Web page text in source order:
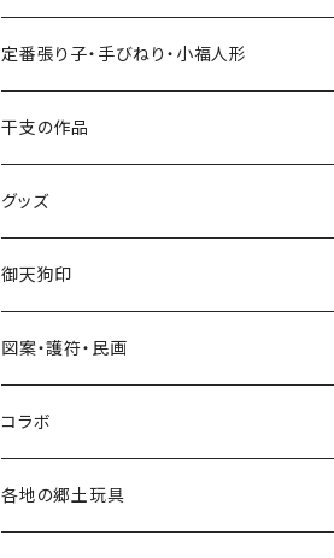
張り子
手びねり人形
グッズ
定番張り子・手びねり・小福人形
張り子
手びねり人形・小福人形
干支の作品
張り子
手びねり人形
グッズ
コラボ
グッズ
キーホルダー
シール
遠州綿紬ハンカチ
注染そめ手ぬぐい
御天狗印
図案・護符・民画
コラボ
＜遠州綿紬＞ハンカチ
各地の郷土玩具